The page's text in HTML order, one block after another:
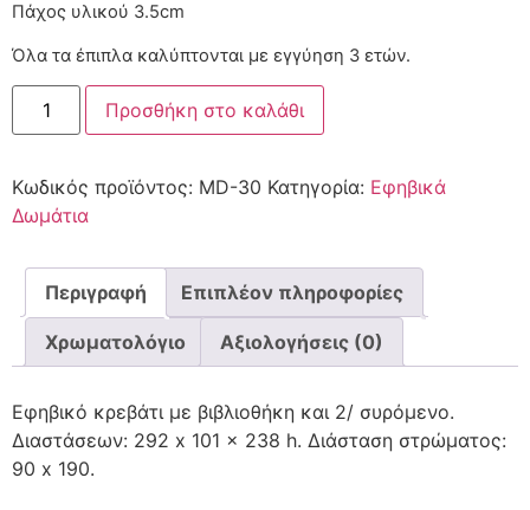
Πάχος υλικού 3.5cm
Όλα τα έπιπλα καλύπτονται με εγγύηση 3 ετών.
Προσθήκη στο καλάθι
Κωδικός προϊόντος: MD-30 Κατηγορία: Εφηβικά
Δωμάτια
Περιγραφή Επιπλέον πληροφορίες
Χρωματολόγιο Αξιολογήσεις (0)
Εφηβικό κρεβάτι με βιβλιοθήκη και 2/ συρόμενο.
Διαστάσεων: 292 x 101 x 238 h. Διάσταση στρώματος:
90 x 190.